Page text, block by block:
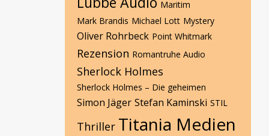
Maritim
Mark Brandis Michael Lott Mystery
Oliver Rohrbeck Point Whitmark
Rezension Romantruhe Audio
Sherlock Holmes
Sherlock Holmes – Die geheimen
Simon Jäger Stefan Kaminski STIL
Thriller Titania Medien